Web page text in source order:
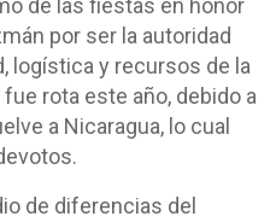
de las fiestas en honor
por ser la autoridad
logística y recursos de la
rota este año, debido a
a Nicaragua, lo cual
de diferencias del